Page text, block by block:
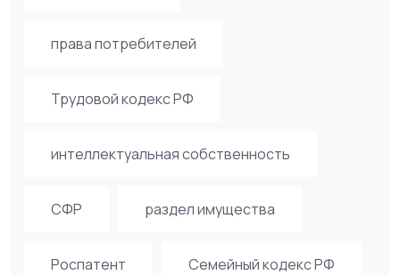
права потребителей
Трудовой кодекс РФ
интеллектуальная собственность
СФР раздел имущества
Роспатент Семейный кодекс РФ